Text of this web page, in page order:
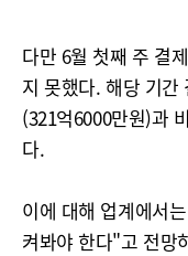
다만 6월 첫째 주 결
지 못했다. 해당 기간
(321억6000만원)과
다.
이에 대해 업계에서
켜봐야 한다"고 전망